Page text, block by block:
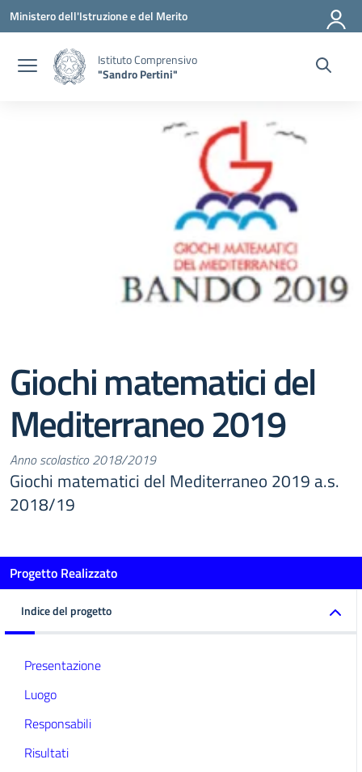
Vai ai contenuti
Vai al menu di navigazione
Vai al footer
Ministero dell'Istruzione e del Merito
Istituto Comprensivo
"Sandro Pertini"
Giochi matematici del
Mediterraneo 2019
Anno scolastico 2018/2019
Giochi matematici del Mediterraneo 2019 a.s.
2018/19
Progetto Realizzato
Indice del progetto
Presentazione
Luogo
Responsabili
Risultati